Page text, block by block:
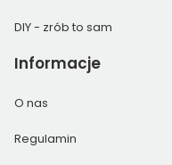
DIY - zrób to sam
Informacje
O nas
Regulamin